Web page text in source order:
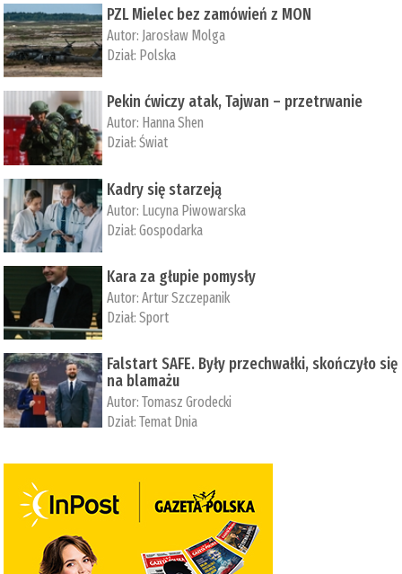
PZL Mielec bez zamówień z MON
Autor: Jarosław Molga
Dział: Polska
Pekin ćwiczy atak, Tajwan – przetrwanie
Autor: ­Hanna Shen
Dział:Świat
Kadry się starzeją
Autor: Lucyna Piwowarska
Dział:Gospodarka
Kara za głupie pomysły
Autor:Artur Szczepanik
Dział:Sport
Falstart SAFE. Były przechwałki, skończyło się
na blamażu
Autor:Tomasz Grodecki
Dział:Temat Dnia